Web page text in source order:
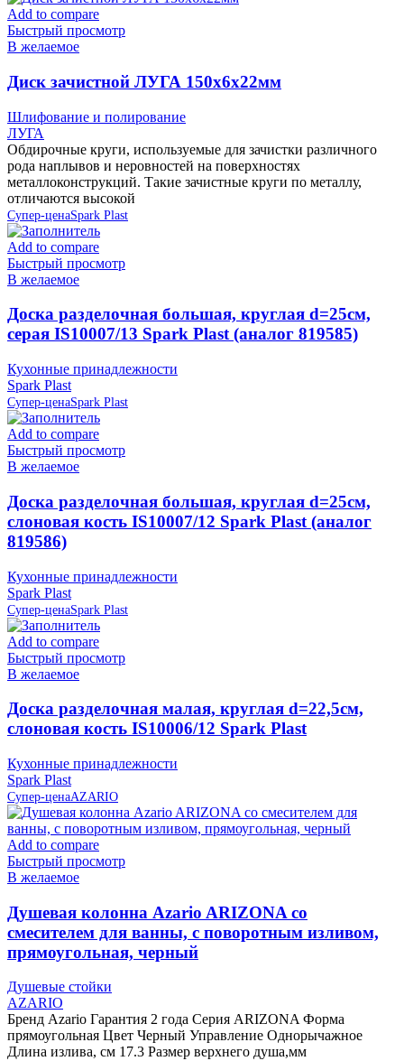
Add to compare
Быстрый просмотр
В желаемое
Диск зачистной ЛУГА 150х6х22мм
Шлифование и полирование
ЛУГА
Обдирочные круги, используемые для зачистки различного
рода наплывов и неровностей на поверхностях
металлоконструкций. Такие зачистные круги по металлу,
отличаются высокой
Супер-ценаSpark Plast
Add to compare
Быстрый просмотр
В желаемое
Доска разделочная большая, круглая d=25см,
серая IS10007/13 Spark Plast (аналог 819585)
Кухонные принадлежности
Spark Plast
Супер-ценаSpark Plast
Add to compare
Быстрый просмотр
В желаемое
Доска разделочная большая, круглая d=25см,
слоновая кость IS10007/12 Spark Plast (аналог
819586)
Кухонные принадлежности
Spark Plast
Супер-ценаSpark Plast
Add to compare
Быстрый просмотр
В желаемое
Доска разделочная малая, круглая d=22,5см,
слоновая кость IS10006/12 Spark Plast
Кухонные принадлежности
Spark Plast
Супер-ценаAZARIO
Add to compare
Быстрый просмотр
В желаемое
Душевая колонна Azario ARIZONA со
смесителем для ванны, с поворотным изливом,
прямоугольная, черный
Душевые стойки
AZARIO
Бренд Azario Гарантия 2 года Серия ARIZONA Форма
прямоугольная Цвет Черный Управление Однорычажное
Длина излива, см 17.3 Размер верхнего душа,мм